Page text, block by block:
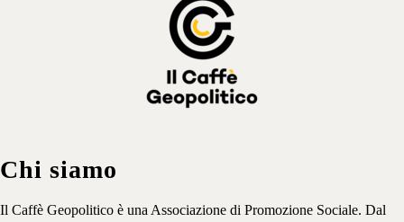
Chi siamo
Il Caffè Geopolitico è una Associazione di Promozione Sociale. Dal